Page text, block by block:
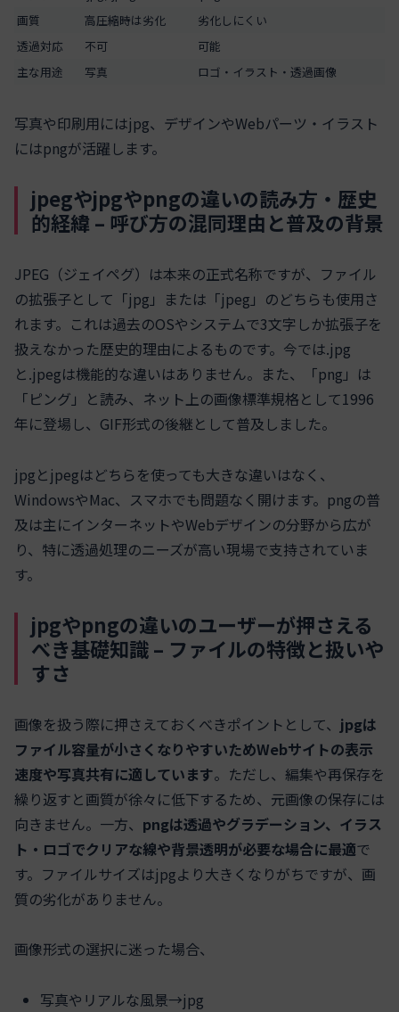
画質
高圧縮時は劣化
劣化しにくい
透過対応
不可
可能
主な用途
写真 ロゴ・イラスト・透過画像
写真や印刷用にはjpg、デザインやWebパーツ・イラスト
にはpngが活躍します。
jpegやjpgやpngの違いの読み方・歴史
的経緯 – 呼び方の混同理由と普及の背景
JPEG（ジェイペグ）は本来の正式名称ですが、ファイル
の拡張子として「jpg」または「jpeg」のどちらも使用さ
れます。これは過去のOSやシステムで3文字しか拡張子を
扱えなかった歴史的理由によるものです。今では.jpg
と.jpegは機能的な違いはありません。また、「png」は
「ピング」と読み、ネット上の画像標準規格として1996
年に登場し、GIF形式の後継として普及しました。
jpgとjpegはどちらを使っても大きな違いはなく、
WindowsやMac、スマホでも問題なく開けます。pngの普
及は主にインターネットやWebデザインの分野から広が
り、特に透過処理のニーズが高い現場で支持されていま
す。
jpgやpngの違いのユーザーが押さえる
べき基礎知識 – ファイルの特徴と扱いや
すさ
画像を扱う際に押さえておくべきポイントとして、 jpgは
ファイル容量が小さくなりやすいためWebサイトの表示
速度や写真共有に適しています。ただし、編集や再保存を
繰り返すと画質が徐々に低下するため、元画像の保存には
向きません。一方、 pngは透過やグラデーション、イラス
ト・ロゴでクリアな線や背景透明が必要な場合に最適で
す。ファイルサイズはjpgより大きくなりがちですが、画
質の劣化がありません。
画像形式の選択に迷った場合、
写真やリアルな風景→jpg